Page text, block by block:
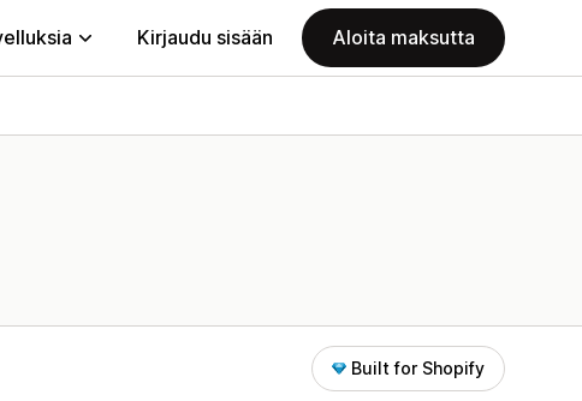
Kirjaudu sisään Aloita maksutta
Built for Shopify